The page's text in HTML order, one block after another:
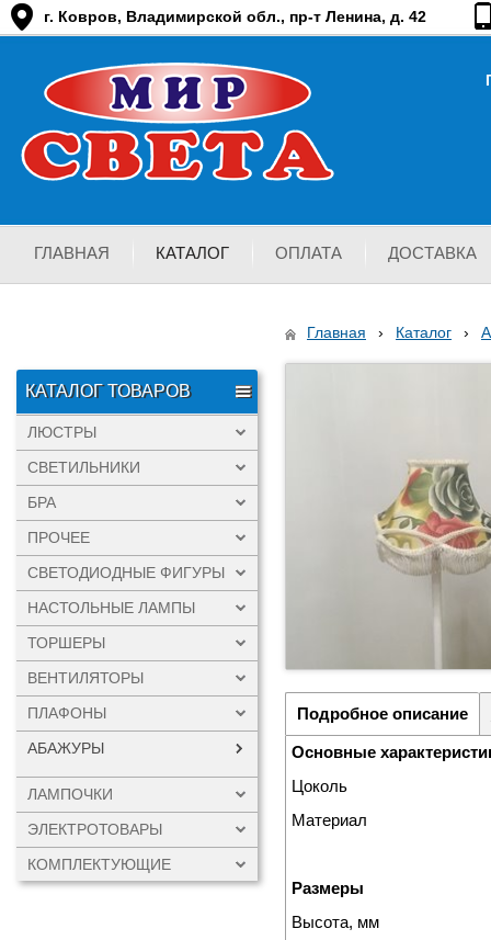
г. Ковров, Владимирской обл., пр-т Ленина, д. 42
ГЛАВНАЯ КАТАЛОГ ОПЛАТА ДОСТАВКА
КАТАЛОГ ТОВАРОВ
ЛЮСТРЫ
СВЕТИЛЬНИКИ
БРА
ПРОЧЕЕ
СВЕТОДИОДНЫЕ ФИГУРЫ
НАСТОЛЬНЫЕ ЛАМПЫ
ТОРШЕРЫ
ВЕНТИЛЯТОРЫ
ПЛАФОНЫ
АБАЖУРЫ
ЛАМПОЧКИ
ЭЛЕКТРОТОВАРЫ
КОМПЛЕКТУЮЩИЕ
Главная › Каталог ›
Подробное описание
Основные
Цоколь
Материал
Размеры
Высота, мм